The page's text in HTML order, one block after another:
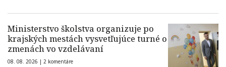
Ministerstvo školstva organizuje po
krajských mestách vysvetľujúce turné o
zmenách vo vzdelávaní
08. 08. 2026 | 2 komentáre